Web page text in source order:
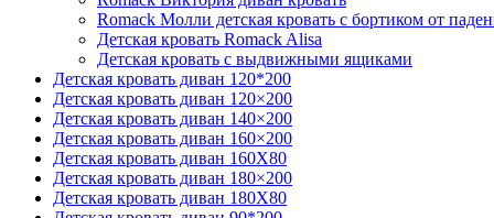
Romack Молли детская кровать с бортиком от
Детская кровать Romack Alisa
Детская кровать с выдвижными ящиками
Детская кровать диван 120*200
Детская кровать диван 120×200
Детская кровать диван 140×200
Детская кровать диван 160×200
Детская кровать диван 160Х80
Детская кровать диван 180×200
Детская кровать диван 180Х80